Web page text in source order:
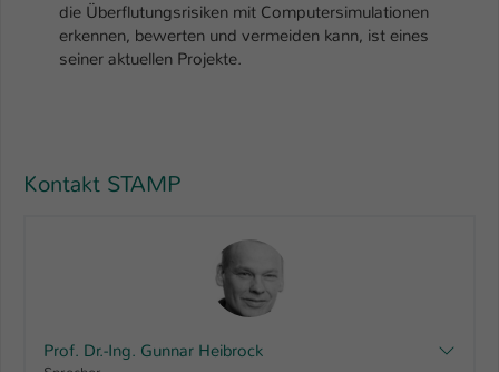
die Überflutungsrisiken mit Computersimulationen
erkennen, bewerten und vermeiden kann, ist eines
seiner aktuellen Projekte.
Kontakt STAMP
Prof. Dr.-Ing. Gunnar Heibrock